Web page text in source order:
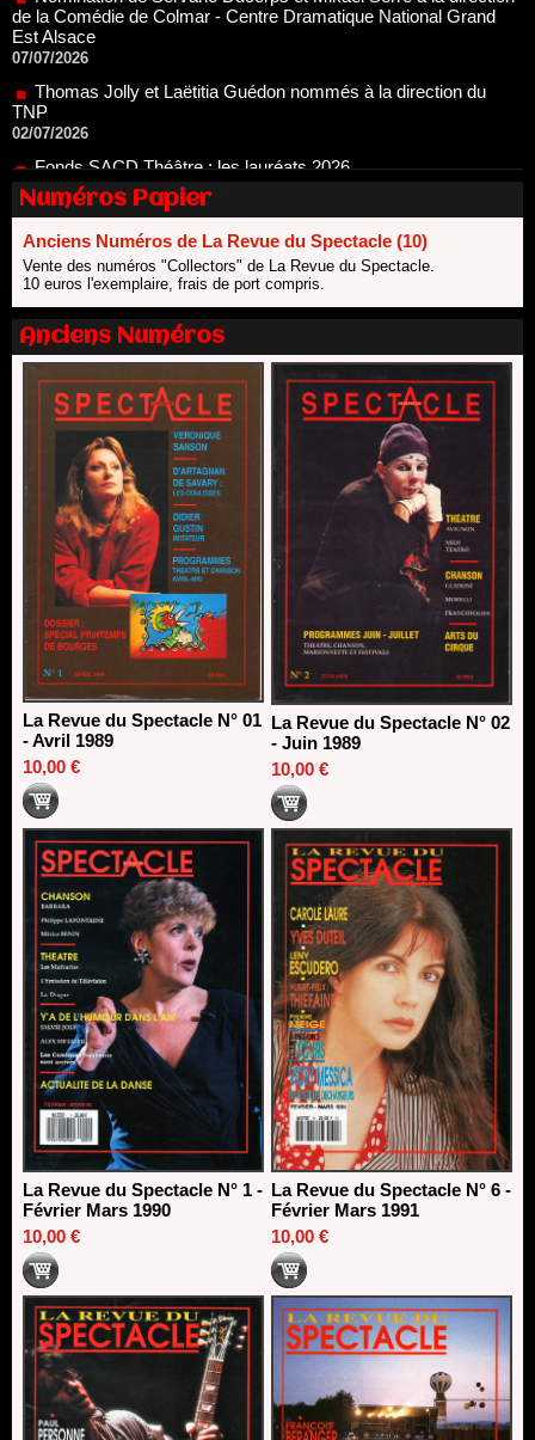
07/07/2026
Thomas Jolly et Laëtitia Guédon nommés à la direction du
TNP
02/07/2026
Fonds SACD Théâtre : les lauréats 2026
23/06/2026
Dispositif ARTCENA Écrire pour le cirque, les lauréats 2026 !
20/06/2026
Le palmarès des prix SACD 2026
18/06/2026
Les 10 lauréats du Fonds Grandes Formes Théâtre 2026
SACD
13/06/2026
Nomination de Nathalie Garraud et Olivier Saccomano à la
direction du Théâtre de Gennevilliers - CDN
13/06/2026
Dispositif SACD Auteurs d'espaces : les lauréats 2026
18/03/2026
Numéros Papier
Anciens Numéros de La Revue du Spectacle (10)
Vente des numéros "Collectors" de La Revue du Spectacle.
10 euros l'exemplaire, frais de port compris.
Anciens Numéros
La Revue du Spectacle N° 01
- Avril 1989
10,00 €
La Revue du Spectacle N° 02
- Juin 1989
10,00 €
La Revue du Spectacle N° 1 -
Février Mars 1990
10,00 €
La Revue du Spectacle N° 6 -
Février Mars 1991
10,00 €